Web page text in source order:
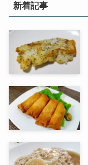
新着記事